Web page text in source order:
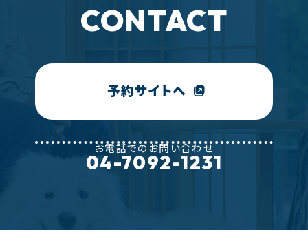
CONTACT
予約サイトへ
お電話でのお問い合わせ
04-7092-1231